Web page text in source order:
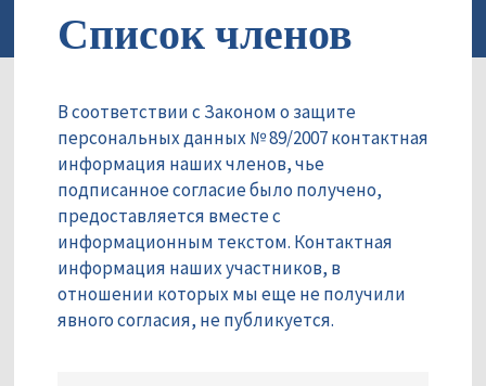
Список членов
В соответствии с Законом о защите
персональных данных № 89/2007 контактная
информация наших членов, чье
подписанное согласие было получено,
предоставляется вместе с
информационным текстом. Контактная
информация наших участников, в
отношении которых мы еще не получили
явного согласия, не публикуется.